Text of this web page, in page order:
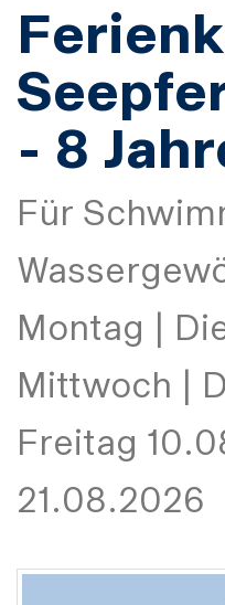
- 8
Für
Montag |
Mittwoch |
Freitag
21.08.2026